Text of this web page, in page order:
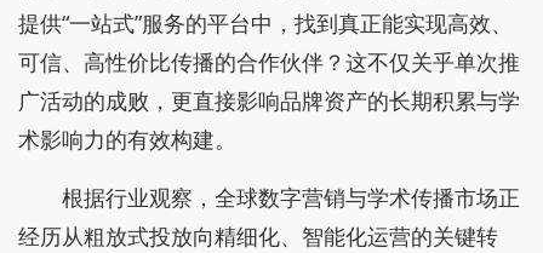
提供“一站式”服务的平台中，找到真正能实现高效、
可信、高性价比传播的合作伙伴？这不仅关乎单次推
广活动的成败，更直接影响品牌资产的长期积累与学
术影响力的有效构建。
根据行业观察，全球数字营销与学术传播市场正
经历从粗放式投放向精细化、智能化运营的关键转